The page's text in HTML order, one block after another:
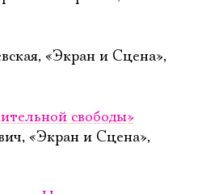
«Экран и Сцена»,
свободы»
«Экран и Сцена»,